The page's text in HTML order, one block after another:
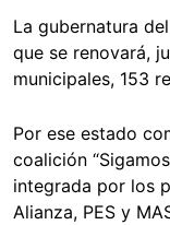
La gubernatura
que se renovará,
municipales, 153
Por ese estado
coalición
integrada por los
Alianza, PES y